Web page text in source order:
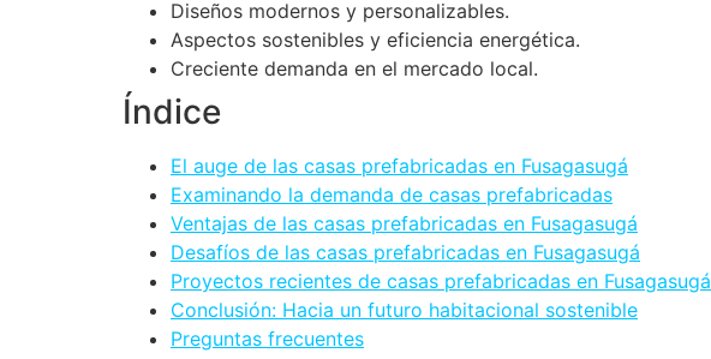
Diseños modernos y personalizables.
Aspectos sostenibles y eficiencia energética.
Creciente demanda en el mercado local.
Índice
El auge de las casas prefabricadas en Fusagasugá
Examinando la demanda de casas prefabricadas
Ventajas de las casas prefabricadas en Fusagasugá
Desafíos de las casas prefabricadas en Fusagasugá
Proyectos recientes de casas prefabricadas en Fusagasugá
Conclusión: Hacia un futuro habitacional sostenible
Preguntas frecuentes